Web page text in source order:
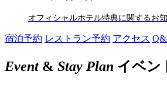
オフィシャルホテル特典に関するお
宿泊予約 レストラン予約 アクセス
Event& Stay Plan イベン